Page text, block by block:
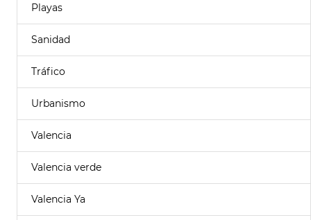
Playas
Sanidad
Tráfico
Urbanismo
Valencia
Valencia verde
Valencia Ya